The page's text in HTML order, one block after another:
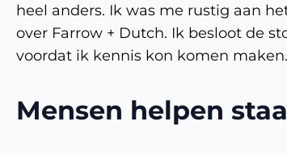
heel anders. Ik was me rustig aan
over Farrow + Dutch. Ik besloot de
voordat ik kennis kon komen
Mensen helpen